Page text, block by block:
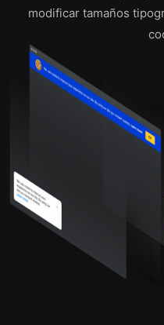
modificar tamaños